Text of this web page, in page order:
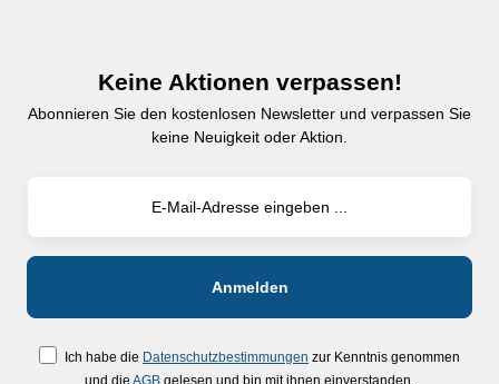
Keine Aktionen verpassen!
Abonnieren Sie den kostenlosen Newsletter und verpassen Sie
keine Neuigkeit oder Aktion.
Ich habe die Datenschutzbestimmungen zur Kenntnis genommen
und die AGB gelesen und bin mit ihnen einverstanden.